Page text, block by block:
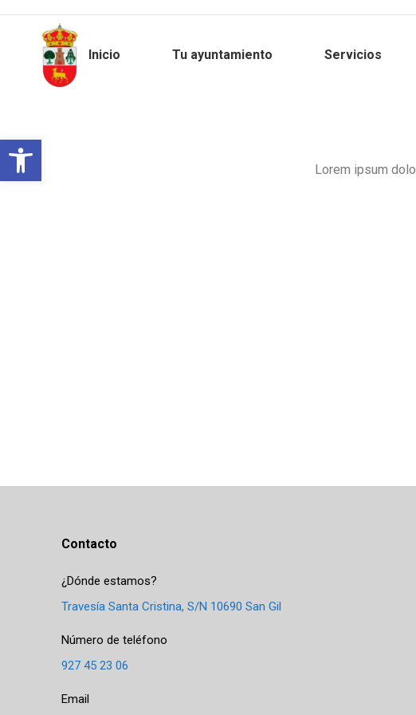
Abrir barra de herramientas
Inicio Tu ayuntamiento Servicios
Lorem ipsum
Contacto
¿Dónde estamos?
Travesía Santa Cristina, S/N 10690 San Gil
Número de teléfono
927 45 23 06
Email